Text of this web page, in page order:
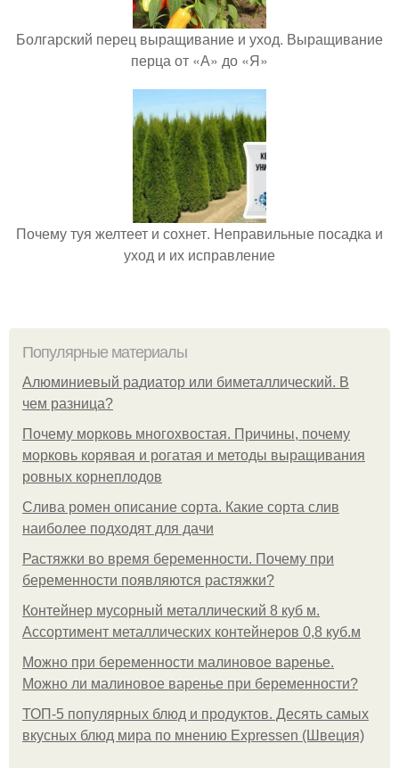
Болгарский перец выращивание и уход. Выращивание
перца от «А» до «Я»
Почему туя желтеет и сохнет. Неправильные посадка и
уход и их исправление
Популярные материалы
Алюминиевый радиатор или биметаллический. В
чем разница?
Почему морковь многохвостая. Причины, почему
морковь корявая и рогатая и методы выращивания
ровных корнеплодов
Слива ромен описание сорта. Какие сорта слив
наиболее подходят для дачи
Растяжки во время беременности. Почему при
беременности появляются растяжки?
Контейнер мусорный металлический 8 куб м.
Ассортимент металлических контейнеров 0,8 куб.м
Можно при беременности малиновое варенье.
Можно ли малиновое варенье при беременности?
ТОП-5 популярных блюд и продуктов. Десять самых
вкусных блюд мира по мнению Expressen (Швеция)